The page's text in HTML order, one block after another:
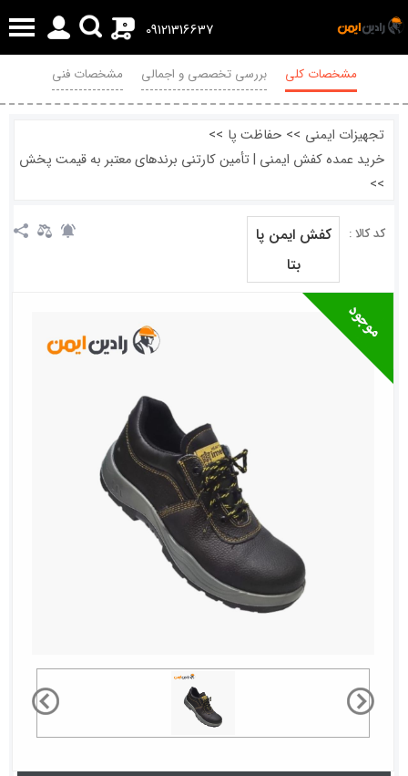
09121316637
0
مشخصات کلی بررسی تخصصی و اجمالی مشخصات فنی
تجهیزات ایمنی >> حفاظت پا >>
خرید عمده کفش ایمنی | تأمین کارتنی برندهای معتبر به قیمت پخش
>>
کد کالا :
کفش ایمن پا
بتا